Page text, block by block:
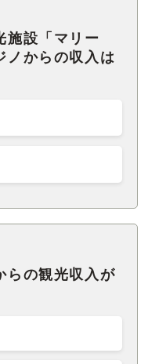
施設「マリー
ノからの収入は
らの観光収入が